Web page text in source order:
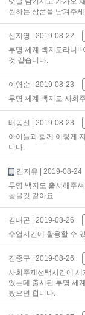
원하는 상품을 남겨주
신지영 | 2019-08-22
투명 세계 백지도라니!!
것 같습니다.
이영순 | 2019-08-23
투명 세계 백지도 사회
배동선 | 2019-08-23
아이들과 함께 이렇게
니다.
김지유 | 2019-08-24
투명 백지도 출시해주
높을것 같아요
김태곤 | 2019-08-26
수업시간에 활용할 수
김중구 | 2019-08-26
사회주제선택시간에
있는데 출시된 투명 세
봤으면 합니다.